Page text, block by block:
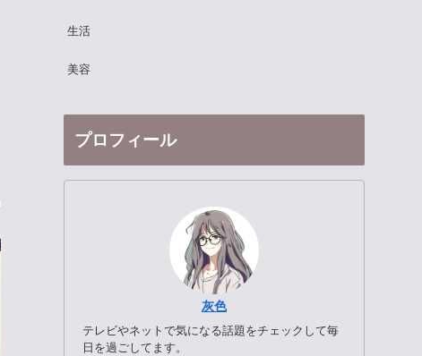
生活
美容
プロフィール
灰色
テレビやネットで気になる話題をチェックして毎
日を過ごしてます。